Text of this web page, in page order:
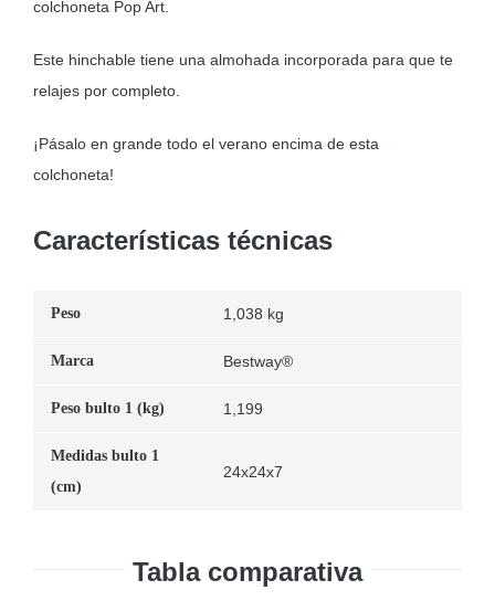
colchoneta Pop Art.
Este hinchable tiene una almohada incorporada para que te
relajes por completo.
¡Pásalo en grande todo el verano encima de esta
colchoneta!
Características técnicas
Peso 1,038 kg
Marca Bestway®
Peso bulto 1 (kg) 1,199
Medidas bulto 1
(cm)
24x24x7
Tabla comparativa